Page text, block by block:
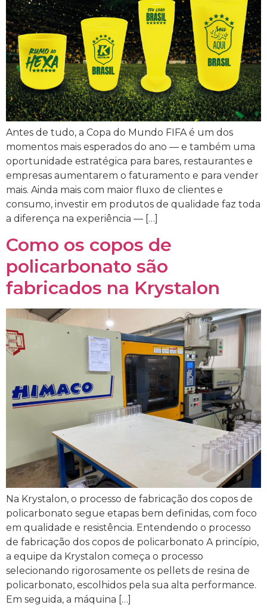
Antes de tudo, a Copa do Mundo FIFA é um dos
momentos mais esperados do ano — e também uma
oportunidade estratégica para bares, restaurantes e
empresas aumentarem o faturamento e para vender
mais. Ainda mais com maior fluxo de clientes e
consumo, investir em produtos de qualidade faz toda
a diferença na experiência — […]
Como os copos de
policarbonato são
fabricados na Krystalon
Na Krystalon, o processo de fabricação dos copos de
policarbonato segue etapas bem definidas, com foco
em qualidade e resistência. Entendendo o processo
de fabricação dos copos de policarbonato A princípio,
a equipe da Krystalon começa o processo
selecionando rigorosamente os pellets de resina de
policarbonato, escolhidos pela sua alta performance.
Em seguida, a máquina […]